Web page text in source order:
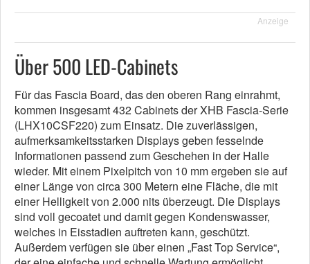
Anzeige
Über 500 LED-Cabinets
Für das Fascia Board, das den oberen Rang einrahmt,
kommen insgesamt 432 Cabinets der XHB Fascia-Serie
(LHX10CSF220) zum Einsatz. Die zuverlässigen,
aufmerksamkeitsstarken Displays geben fesselnde
Informationen passend zum Geschehen in der Halle
wieder. Mit einem Pixelpitch von 10 mm ergeben sie auf
einer Länge von circa 300 Metern eine Fläche, die mit
einer Helligkeit von 2.000 nits überzeugt. Die Displays
sind voll gecoatet und damit gegen Kondenswasser,
welches in Eisstadien auftreten kann, geschützt.
Außerdem verfügen sie über einen „Fast Top Service“,